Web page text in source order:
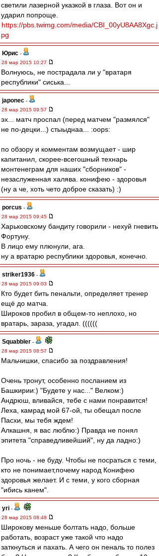
светили лазерной указкой в глаза. Вот он и
ударил попроще.
https://pbs.twimg.com/media/CBI_00yU8AA8Xgc.j
pg
Юрис -
28 мар 2015 10:27
Волнуюсь, не пострадала ли у "вратаря
республики" сиська...
japonec -
28 мар 2015 09:57
эх... матч проспал (перед матчем "размялся"
не по-децки...) стыыднаа... :oops:
по обзору и комментам возмущает - шир
капитанил, скорее-всегошный технарь
монтенеграм для наших "сборников" -
незаслуженная халява. конифею - здоровья
(ну а че, хоть чето доброе сказать) :)
porcus -
28 мар 2015 09:45
Харьковскому бандиту говорили - нехуй гневить
Фортуну.
В лицо ему плюнули, ага.
ну а вратарю республики здоровья, конечно.
striker1936 -
28 мар 2015 09:03
Кто будет бить пенальти, определяет тренер
ещё до матча.
Широков пробил в общем-то неплохо, но
вратарь, зараза, угадал. ((((((
Squabbler -
28 мар 2015 08:57
Мальчишки, спасибо за поздравления!
Очень тронут, особенно посланием из
Башкирии:) "Будете у нас..." Велком:)
Андрюш, вливайся, тебе с нами понравится!
Леха, камрад мой 67-ой, ты обещал после
Пасхи, мы тебя ждем!
Алкашня, я вас люблю:) Правда не понял
эпитета "справедливейший", ну да ладно:)
Про ночь - не буду. Чтобы не посраться с теми,
кто не понимает,почему народ Конифею
здоровья желает. И с теми, у кого сборная
"ибись канем".
yri -
28 мар 2015 08:48
Широкову меньше болтать надо, больше
работать, возраст уже такой что надо
заткнуться и пахать. А чего он пеналь то полез